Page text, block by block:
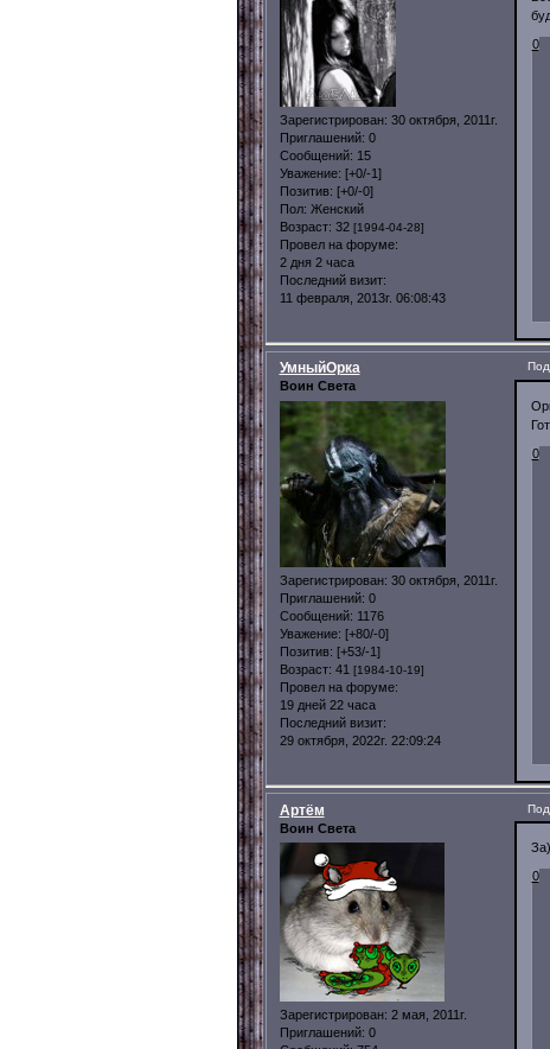
Зарегистрирован: 30 октября, 2011г.
Приглашений: 0
Сообщений: 15
Уважение: [+0/-1]
Позитив: [+0/-0]
Пол: Женский
Возраст: 32 [1994-04-28]
Провел на форуме:
2 дня 2 часа
Последний визит:
11 февраля, 2013г. 06:08:43
0
УмныйОрка
Воин Света
Зарегистрирован: 30 октября, 2011г.
Приглашений: 0
Сообщений: 1176
Уважение: [+80/-0]
Позитив: [+53/-1]
Возраст: 41 [1984-10-19]
Провел на форуме:
19 дней 22 часа
Последний визит:
29 октября, 2022г. 22:09:24
0
Артём
Воин Света
Зарегистрирован: 2 мая, 2011г.
Приглашений: 0
За)
0